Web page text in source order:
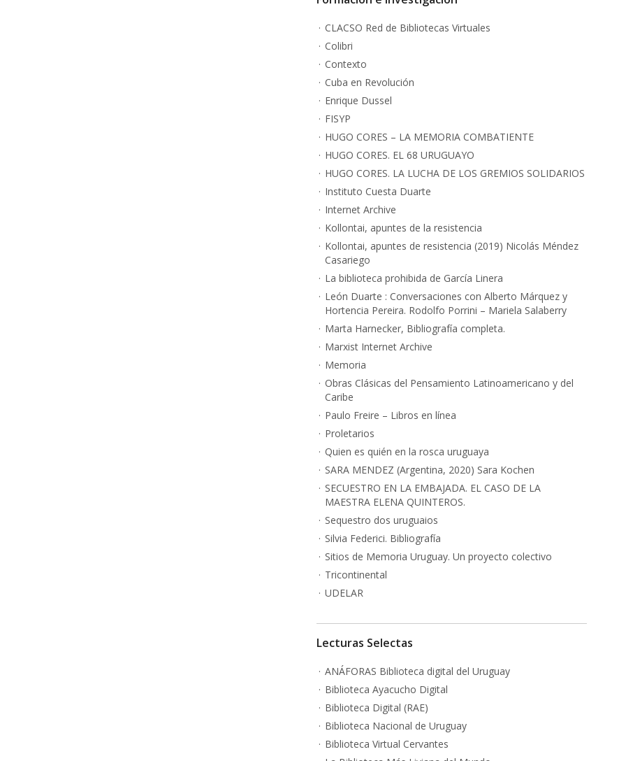
CLACSO Red de Bibliotecas Virtuales
Colibri
Contexto
Cuba en Revolución
Enrique Dussel
FISYP
HUGO CORES – LA MEMORIA COMBATIENTE
HUGO CORES. EL 68 URUGUAYO
HUGO CORES. LA LUCHA DE LOS GREMIOS SOLIDARIOS
Instituto Cuesta Duarte
Internet Archive
Kollontai, apuntes de la resistencia
Kollontai, apuntes de resistencia (2019) Nicolás Méndez
Casariego
La biblioteca prohibida de García Linera
León Duarte : Conversaciones con Alberto Márquez y
Hortencia Pereira. Rodolfo Porrini – Mariela Salaberry
Marta Harnecker, Bibliografía completa.
Marxist Internet Archive
Memoria
Obras Clásicas del Pensamiento Latinoamericano y del
Caribe
Paulo Freire – Libros en línea
Proletarios
Quien es quién en la rosca uruguaya
SARA MENDEZ (Argentina, 2020) Sara Kochen
SECUESTRO EN LA EMBAJADA. EL CASO DE LA
MAESTRA ELENA QUINTEROS.
Sequestro dos uruguaios
Silvia Federici. Bibliografía
Sitios de Memoria Uruguay. Un proyecto colectivo
Tricontinental
UDELAR
Lecturas Selectas
ANÁFORAS Biblioteca digital del Uruguay
Biblioteca Ayacucho Digital
Biblioteca Digital (RAE)
Biblioteca Nacional de Uruguay
Biblioteca Virtual Cervantes